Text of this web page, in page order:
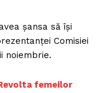
șansa să își
Comisiei
noiembrie.
femeilor